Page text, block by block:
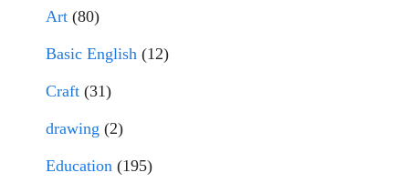
Art (80)
Basic English (12)
Craft (31)
drawing (2)
Education (195)